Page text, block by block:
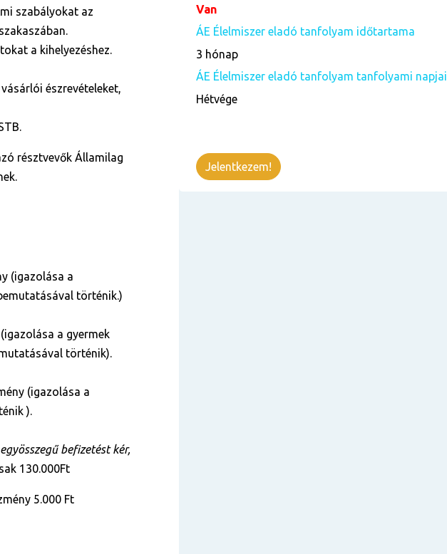
szabályokat az
a kihelyezéshez.
észrevételeket,
résztvevők Államilag
(igazolása a
történik.)
a gyermek
történik).
(igazolása a
).
befizetést kér,
130.000Ft
5.000 Ft
Van
ÁE Élelmiszer eladó tanfolyam időtartama
3 hónap
ÁE Élelmiszer eladó tanfolyam tanfolyami napjai
Hétvége
Jelentkezem!